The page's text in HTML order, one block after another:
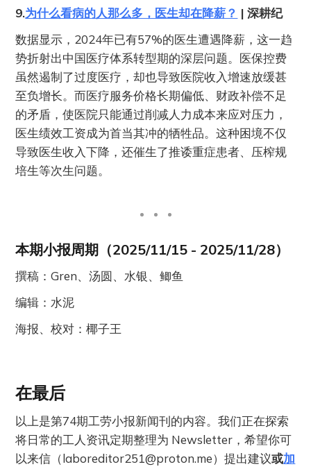
9.为什么看病的人那么多，医生却在降薪？ | 深耕纪
数据显示，2024年已有57%的医生遭遇降薪，这一趋
势折射出中国医疗体系转型期的深层问题。医保控费
虽然遏制了过度医疗，却也导致医院收入增速放缓甚
至负增长。而医疗服务价格长期偏低、财政补偿不足
的矛盾，使医院只能通过削减人力成本来应对压力，
医生绩效工资成为首当其冲的牺牲品。这种困境不仅
导致医生收入下降，还催生了推诿重症患者、压榨规
培生等次生问题。
本期小报周期（2025/11/15 - 2025/11/28）
撰稿：Gren、汤圆、水银、鲫鱼
编辑：水泥
海报、校对：椰子王
在最后
以上是第74期工劳小报新闻刊的内容。我们正在探索
将日常的工人资讯定期整理为 Newsletter，希望你可
以来信（laboreditor251@proton.me）提出建议或加